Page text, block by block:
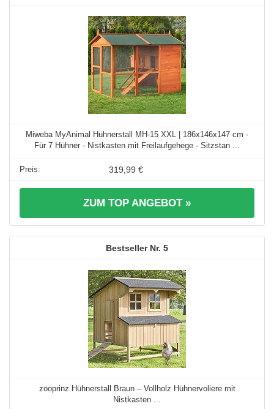
Miweba MyAnimal Hühnerstall MH-15 XXL | 186x146x147 cm -
Für 7 Hühner - Nistkasten mit Freilaufgehege - Sitzstan ...
319,99 €
ZUM TOP ANGEBOT »
5
zooprinz Hühnerstall Braun – Vollholz Hühnervoliere mit
Nistkasten ...